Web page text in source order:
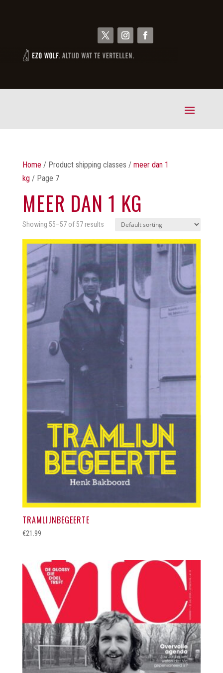
Home / Product shipping classes / meer dan 1
kg/ Page 7
MEER DAN 1 KG
Showing 55–57 of 57 results
TRAMLIJNBEGEERTE
€21.99